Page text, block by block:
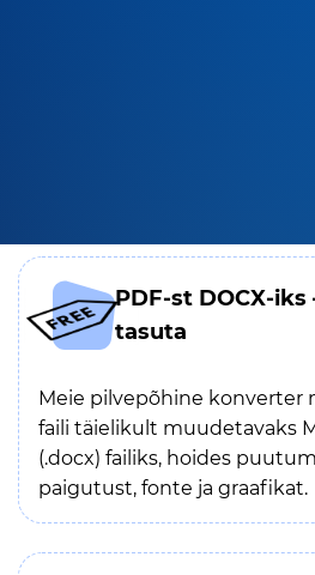
PDF-st DOCX-
tasuta
Meie pilvepõhine konverter
faili täielikult muudetavaks
(.docx) failiks, hoides
paigutust, fonte ja graafikat.